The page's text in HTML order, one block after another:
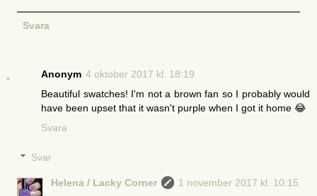
Svara
Anonym 4 oktober 2017 kl. 18:19
Beautiful swatches! I'm not a brown fan so I probably would
have been upset that it wasn't purple when I got it home 😂
Svara
Svar
Helena / Lacky Corner
1 november 2017 kl. 10:15